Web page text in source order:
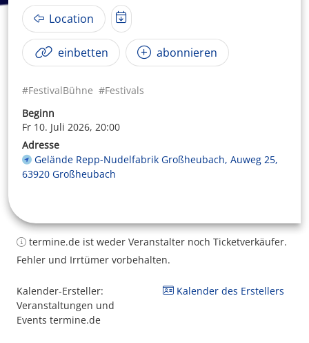
Location
einbetten abonnieren
#FestivalBühne #Festivals
Beginn
Fr 10. Juli 2026, 20:00
Adresse
Gelände Repp-Nudelfabrik Großheubach, Auweg 25,
63920 Großheubach
termine.de ist weder Veranstalter noch Ticketverkäufer.
Fehler und Irrtümer vorbehalten.
Kalender-Ersteller:
Veranstaltungen und
Events termine.de
Kalender des Erstellers